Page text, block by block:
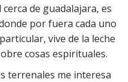
de guadalajara, es
por fuera cada uno
vive de la leche
cosas espirituales.
terrenales me interesa